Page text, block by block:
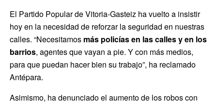
El Partido Popular de Vitoria-Gasteiz ha vuelto a insistir
hoy en la necesidad de reforzar la seguridad en nuestras
calles. “Necesitamos más policías en las calles y en los
barrios, agentes que vayan a pie. Y con más medios,
para que puedan hacer bien su trabajo”, ha reclamado
Antépara.
Asimismo, ha denunciado el aumento de los robos con